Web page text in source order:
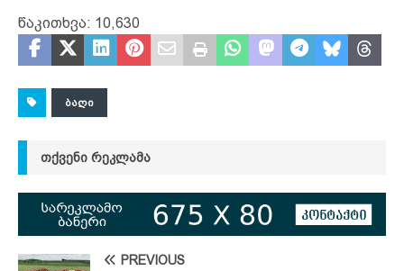
წაკითხვა: 10,630
ᲑᲐᲦᲘ
ᲗᲥᲕᲔᲜᲘ ᲠᲔᲙᲚᲐᲛᲐ
PREVIOUS